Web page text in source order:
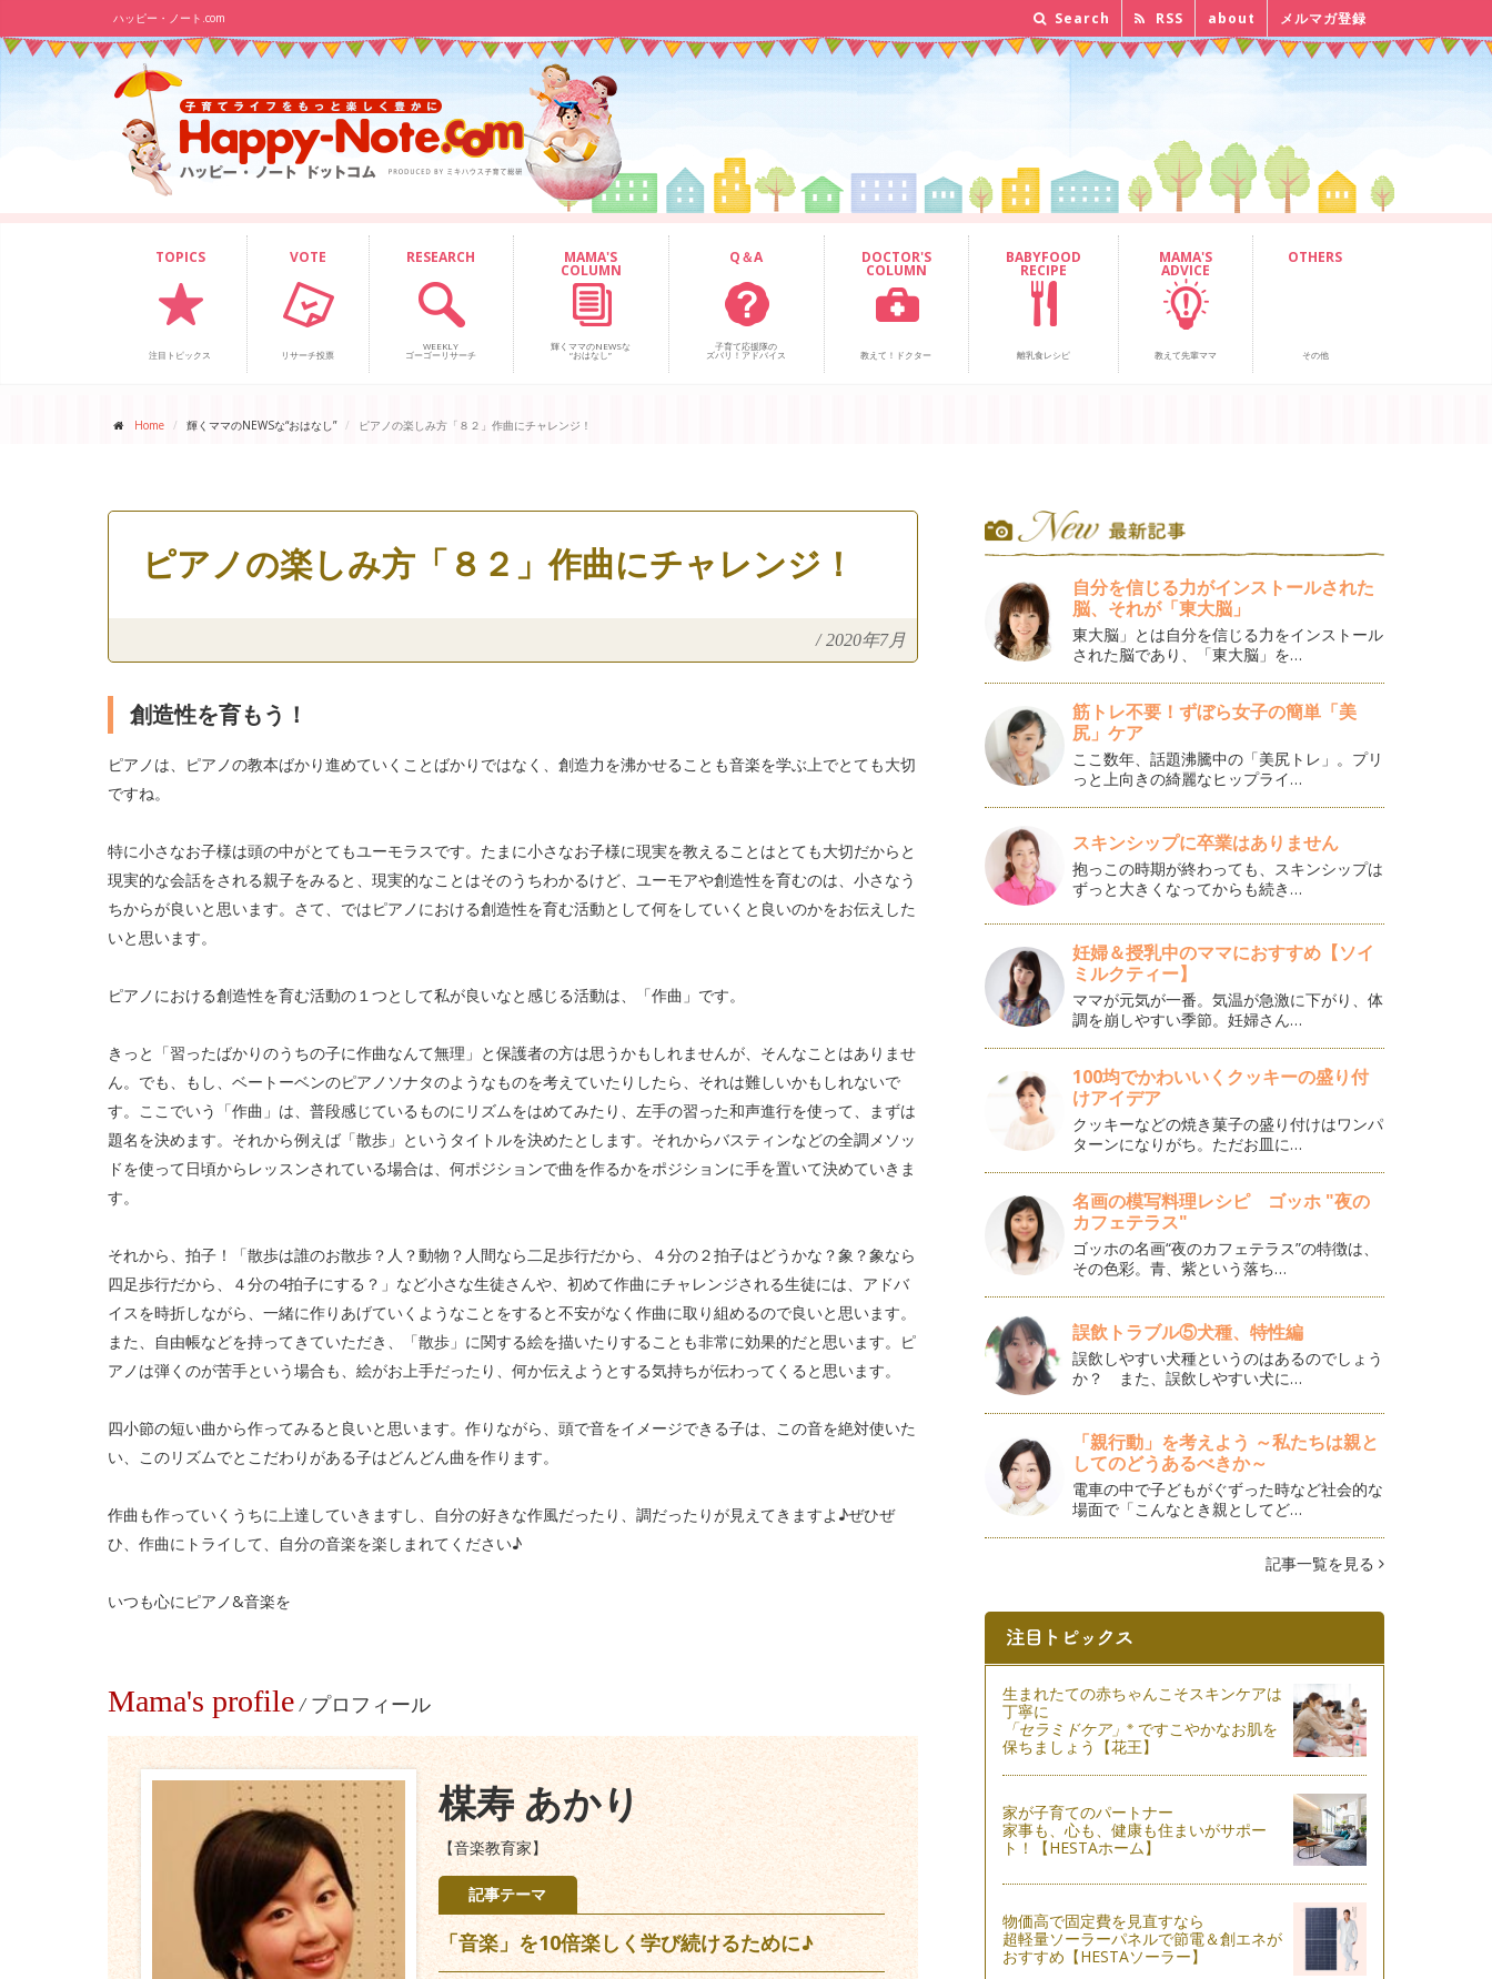
ハッピー・ノート.com Search RSS about メルマガ登録
TOPICS
注目トピックス
VOTE
リサーチ投票
RESEARCH
WEEKLY
ゴーゴーリサーチ
MAMA'S
COLUMN
輝くママのNEWSな
“おはなし”
Q＆A
子育て応援隊の
ズバリ！アドバイス
DOCTOR'S
COLUMN
教えて！ドクター
BABYFOOD
RECIPE
離乳食レシピ
MAMA'S
ADVICE
教えて先輩ママ
OTHERS
その他
Home 輝くママのNEWSな“おはなし” ピアノの楽しみ方「８２」作曲にチャレンジ！
ピアノの楽しみ方「８２」作曲にチャレンジ！
/ 2020年7月
創造性を育もう！
ピアノは、ピアノの教本ばかり進めていくことばかりではなく、創造力を沸かせることも音楽を学ぶ上でとても大切
ですね。
特に小さなお子様は頭の中がとてもユーモラスです。たまに小さなお子様に現実を教えることはとても大切だからと
現実的な会話をされる親子をみると、現実的なことはそのうちわかるけど、ユーモアや創造性を育むのは、小さなう
ちからが良いと思います。さて、ではピアノにおける創造性を育む活動として何をしていくと良いのかをお伝えした
いと思います。
ピアノにおける創造性を育む活動の１つとして私が良いなと感じる活動は、「作曲」です。
きっと「習ったばかりのうちの子に作曲なんて無理」と保護者の方は思うかもしれませんが、そんなことはありませ
ん。でも、もし、ベートーベンのピアノソナタのようなものを考えていたりしたら、それは難しいかもしれないで
す。ここでいう「作曲」は、普段感じているものにリズムをはめてみたり、左手の習った和声進行を使って、まずは
題名を決めます。それから例えば「散歩」というタイトルを決めたとします。それからバスティンなどの全調メソッ
ドを使って日頃からレッスンされている場合は、何ポジションで曲を作るかをポジションに手を置いて決めていきま
す。
それから、拍子！「散歩は誰のお散歩？人？動物？人間なら二足歩行だから、４分の２拍子はどうかな？象？象なら
四足歩行だから、４分の4拍子にする？」など小さな生徒さんや、初めて作曲にチャレンジされる生徒には、アドバ
イスを時折しながら、一緒に作りあげていくようなことをすると不安がなく作曲に取り組めるので良いと思います。
また、自由帳などを持ってきていただき、「散歩」に関する絵を描いたりすることも非常に効果的だと思います。ピ
アノは弾くのが苦手という場合も、絵がお上手だったり、何か伝えようとする気持ちが伝わってくると思います。
四小節の短い曲から作ってみると良いと思います。作りながら、頭で音をイメージできる子は、この音を絶対使いた
い、このリズムでとこだわりがある子はどんどん曲を作ります。
作曲も作っていくうちに上達していきますし、自分の好きな作風だったり、調だったりが見えてきますよ♪ぜひぜ
ひ、作曲にトライして、自分の音楽を楽しまれてください♪
いつも心にピアノ&音楽を
Mama's profile / プロフィール
楳寿 あかり
【音楽教育家】
記事テーマ
「音楽」を10倍楽しく学び続けるために♪
自分を信じる力がインストールされた
脳、それが「東大脳」
東大脳」とは自分を信じる力をインストール
された脳であり、「東大脳」を…
筋トレ不要！ずぼら女子の簡単「美
尻」ケア
ここ数年、話題沸騰中の「美尻トレ」。プリ
っと上向きの綺麗なヒップライ…
スキンシップに卒業はありません
抱っこの時期が終わっても、スキンシップは
ずっと大きくなってからも続き…
妊婦＆授乳中のママにおすすめ【ソイ
ミルクティー】
ママが元気が一番。気温が急激に下がり、体
調を崩しやすい季節。妊婦さん…
100均でかわいいくクッキーの盛り付
けアイデア
クッキーなどの焼き菓子の盛り付けはワンパ
ターンになりがち。ただお皿に…
名画の模写料理レシピ ゴッホ "夜の
カフェテラス"
ゴッホの名画“夜のカフェテラス”の特徴は、
その色彩。青、紫という落ち…
誤飲トラブル⑤犬種、特性編
誤飲しやすい犬種というのはあるのでしょう
か？ また、誤飲しやすい犬に…
「親行動」を考えよう ～私たちは親と
してのどうあるべきか～
電車の中で子どもがぐずった時など社会的な
場面で「こんなとき親としてど…
記事一覧を見る
生まれたての赤ちゃんこそスキンケアは
丁寧に
「セラミドケア」 ※ですこやかなお肌を
保ちましょう【花王】
家が子育てのパートナー
家事も、心も、健康も住まいがサポー
ト！【HESTAホーム】
物価高で固定費を見直すなら
超軽量ソーラーパネルで節電＆創エネが
おすすめ【HESTAソーラー】